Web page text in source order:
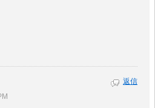
返信